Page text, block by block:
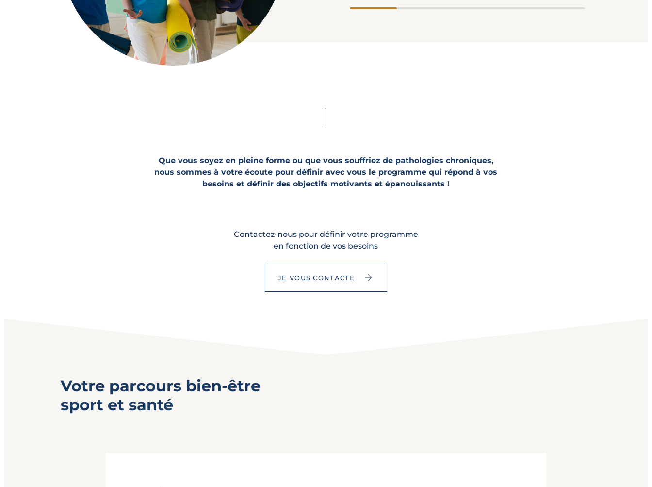
Que vous soyez en pleine forme ou que vous souffriez de pathologies chroniques,
nous sommes à votre écoute pour définir avec vous le programme qui répond à vos
besoins et définir des objectifs motivants et épanouissants !
Contactez-nous pour définir votre programme
en fonction de vos besoins
JE VOUS CONTACTE
Votre parcours bien-être
sport et santé